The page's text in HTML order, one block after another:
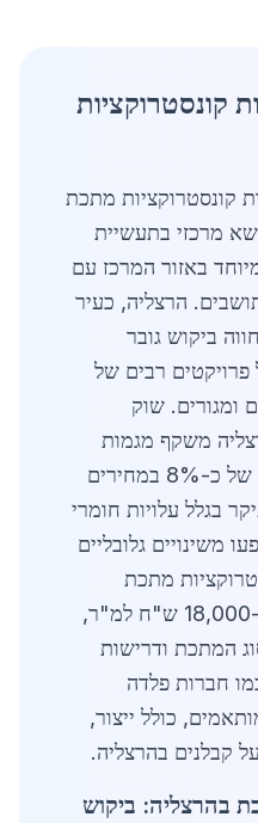
קונסטרוקציות
2026: עלות קונסטרוקציות מתכת
מרכזי בתעשיית
באזור המרכז עם
של כ-97,470 תושבים. הרצליה, כעיר
ביקוש גובר
רבים של
ומגורים. שוק
משקף מגמות
כלכליות ארציות, עם עלייה של כ-8% במחירים
בגלל עלויות חומרי
משינויים גלובליים
מתכת
בהרצליה נעה בין 4,500 ל-18,000 ש"ח למ"ר,
המתכת ודרישות
חברות פלדה
כולל ייצור,
קבלנים בהרצליה.
בהרצליה: ביקוש